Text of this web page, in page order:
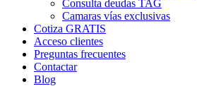
Consulta deudas TAG
Camaras vías exclusivas
Cotiza GRATIS
Acceso clientes
Preguntas frecuentes
Contactar
Blog